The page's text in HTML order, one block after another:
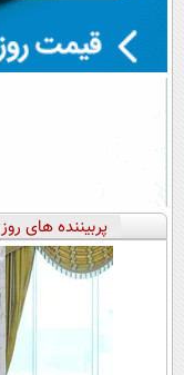
پربیننده های روز